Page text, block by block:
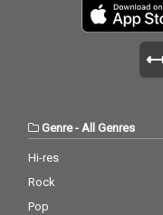
Genre- All Genres
Hi-res
Rock
Pop